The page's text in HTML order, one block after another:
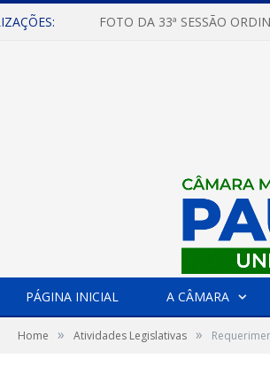
FOTO DA 33ª SESSÃO
PÁGINA INICIAL A CÂMARA
Home » Atividades Legislativas »